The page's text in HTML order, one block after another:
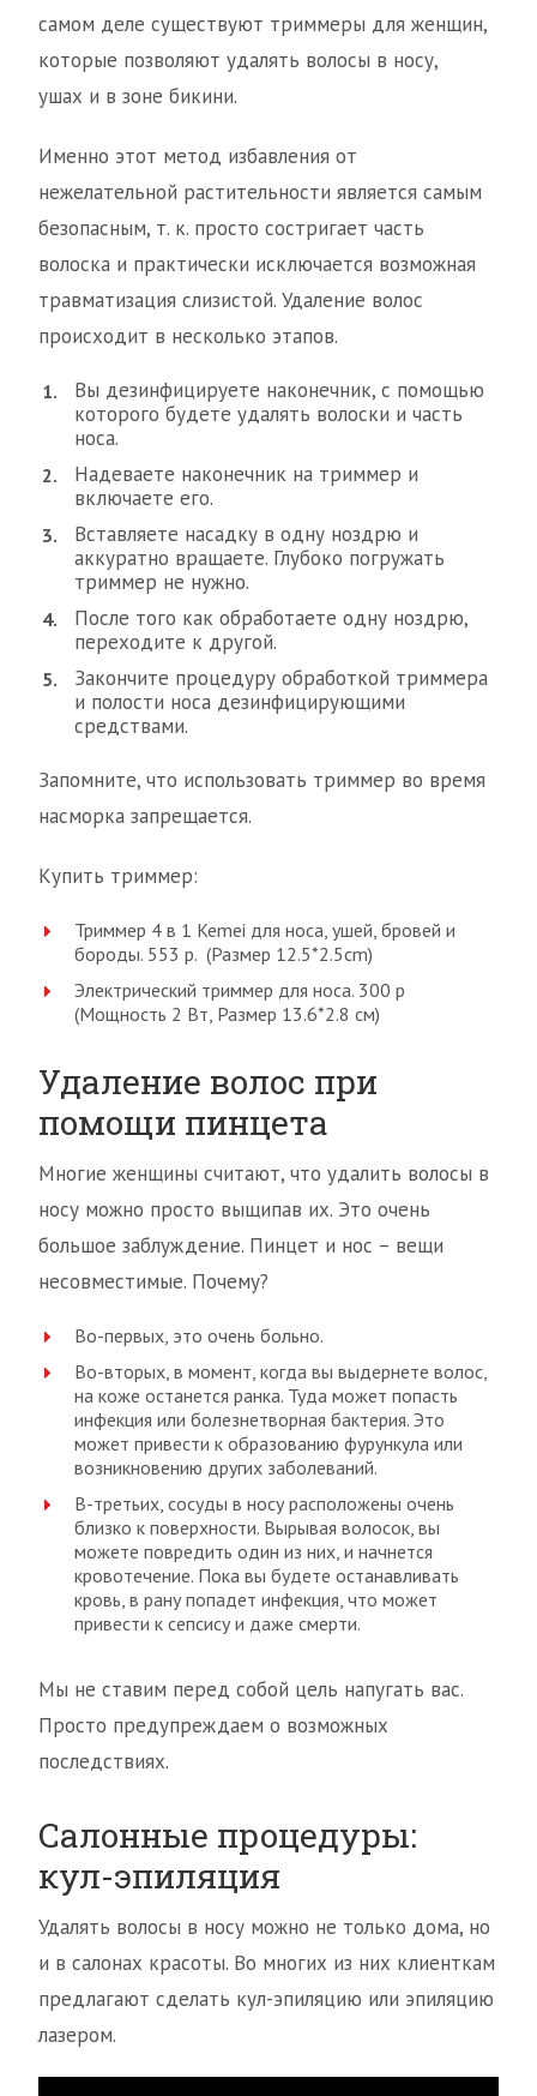
самом деле существуют триммеры для женщин,
которые позволяют удалять волосы в носу,
ушах и в зоне бикини.
Именно этот метод избавления от
нежелательной растительности является самым
безопасным, т. к. просто состригает часть
волоска и практически исключается возможная
травматизация слизистой. Удаление волос
происходит в несколько этапов.
Вы дезинфицируете наконечник, с помощью
которого будете удалять волоски и часть
носа.
Надеваете наконечник на триммер и
включаете его.
Вставляете насадку в одну ноздрю и
аккуратно вращаете. Глубоко погружать
триммер не нужно.
После того как обработаете одну ноздрю,
переходите к другой.
Закончите процедуру обработкой триммера
и полости носа дезинфицирующими
средствами.
Запомните, что использовать триммер во время
насморка запрещается.
Купить триммер:
Триммер 4 в 1 Kemei для носа, ушей, бровей и
бороды. 553 р. (Размер 12.5*2.5cm)
Электрический триммер для носа. 300 р
(Мощность 2 Вт, Размер 13.6*2.8 см)
Удаление волос при
помощи пинцета
Многие женщины считают, что удалить волосы в
носу можно просто выщипав их. Это очень
большое заблуждение. Пинцет и нос – вещи
несовместимые. Почему?
Во-первых, это очень больно.
Во-вторых, в момент, когда вы выдернете волос,
на коже останется ранка. Туда может попасть
инфекция или болезнетворная бактерия. Это
может привести к образованию фурункула или
возникновению других заболеваний.
В-третьих, сосуды в носу расположены очень
близко к поверхности. Вырывая волосок, вы
можете повредить один из них, и начнется
кровотечение. Пока вы будете останавливать
кровь, в рану попадет инфекция, что может
привести к сепсису и даже смерти.
Мы не ставим перед собой цель напугать вас.
Просто предупреждаем о возможных
последствиях.
Салонные процедуры:
кул-эпиляция
Удалять волосы в носу можно не только дома, но
и в салонах красоты. Во многих из них клиенткам
предлагают сделать кул-эпиляцию или эпиляцию
лазером.